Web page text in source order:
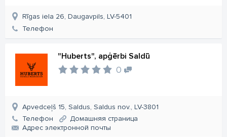
Rīgas iela 26, Daugavpils, LV-5401
Телефон
"Huberts", apģērbi Saldū
0
Apvedceļš 15, Saldus, Saldus nov., LV-3801
Телефон
Домашняя страница
Aдрес электронной почты